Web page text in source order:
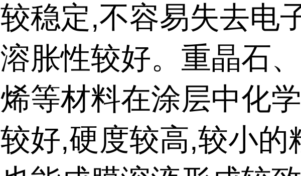
较稳定,不容易失去电
溶胀性较好。重晶石
烯等材料在涂层中化
较好,硬度较高,较小的